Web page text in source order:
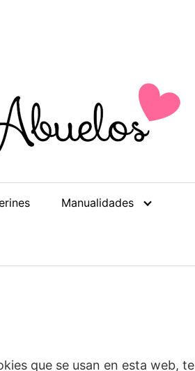
Manualidades
que se usan en esta web, te